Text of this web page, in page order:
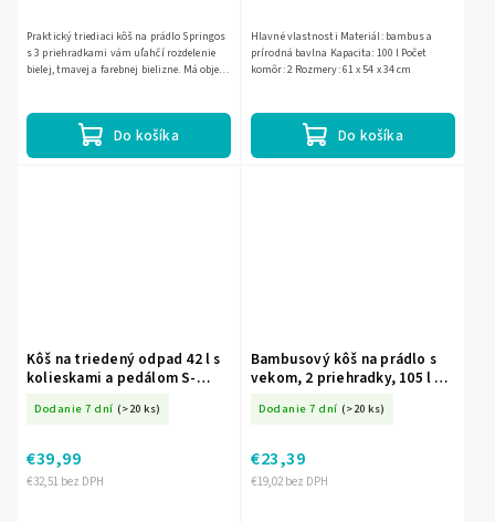
Do košíka
Praktický triediaci kôš na prádlo Springos
s 3 priehradkami vám uľahčí rozdelenie
bielej, tmavej a farebnej bielizne. Má objem
Do košíka
Hlavné vlastnosti Materiál: bambus a
prírodná bavlna Kapacita: 100 l Počet
komôr: 2 Rozmery: 61 x 54 x 34 cm
Kôš na triedený odpad 42 l s
kolieskami a pedálom S-
Dodanie 7 dní (>20 ks)
€32,51 bez DPH
€39,99
Bambusový kôš na prádlo s
vekom, 2 priehradky, 105 l S-
Dodanie 7 dní (>20 ks)
€19,02 bez DPH
€23,39